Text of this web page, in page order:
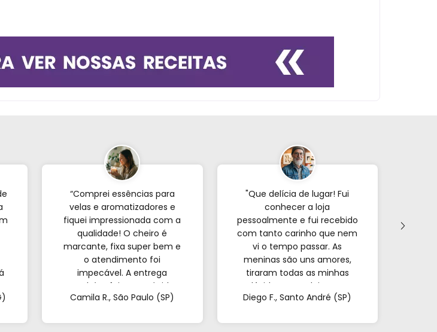
“Comprei essências para
velas e aromatizadores e
fiquei impressionada com a
qualidade! O cheiro é
marcante, fixa super bem e
o atendimento foi
impecável. A entrega
também foi super rápida.
Recomendo de olhos
Camila R., São Paulo (SP)
"Que delícia de lugar! Fui
conhecer a loja
pessoalmente e fui recebido
com tanto carinho que nem
vi o tempo passar. As
meninas são uns amores,
tiraram todas as minhas
dúvidas e me deixaram
super à vontade. É
mãos vazias!"
Diego F., Santo André (SP)